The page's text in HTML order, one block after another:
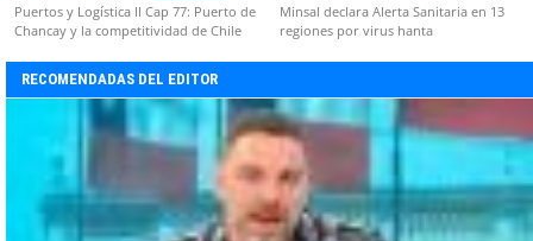
Puertos y Logística II Cap 77: Puerto de
Chancay y la competitividad de Chile
Minsal declara Alerta Sanitaria en 13
regiones por virus hanta
RECOMENDADAS DEL EDITOR